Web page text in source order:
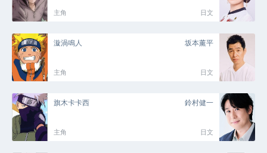
主角 日文
漩渦鳴人 坂本薰平
主角 日文
旗木卡卡西 鈴村健一
主角 日文